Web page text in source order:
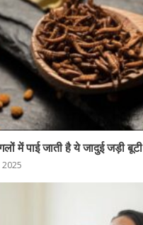
में पाई जाती है ये जादुई जड़ी बूटी
2025